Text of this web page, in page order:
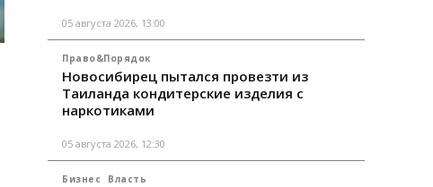
05 августа 2026, 13:00
Право&Порядок
Новосибирец пытался провезти из
Таиланда кондитерские изделия с
наркотиками
05 августа 2026, 12:30
Бизнес Власть